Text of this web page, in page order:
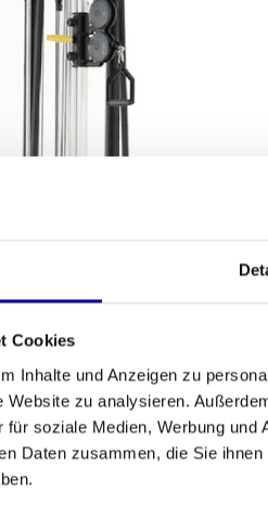
Cookies
Inhalte und Anzeigen zu
Website zu analysieren.
für soziale Medien, Werbung
Daten zusammen, die Sie